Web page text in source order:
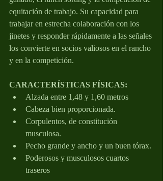
equitación de trabajo. Su capacidad para
trabajar en estrecha colaboración con los
jinetes y responder rápidamente a las señales
los convierte en socios valiosos en el rancho
y en la competición.
CARACTERÍSTICAS FÍSICAS:
Alzada entre 1,48 y 1,60 metros
Cabeza bien proporcionada.
Corpulentos, de constitución
musculosa.
Pecho grande y ancho y un buen tórax.
Poderosos y musculosos cuartos
traseros